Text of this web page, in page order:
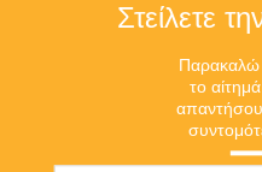
Στείλετε
Παρακαλώ
το